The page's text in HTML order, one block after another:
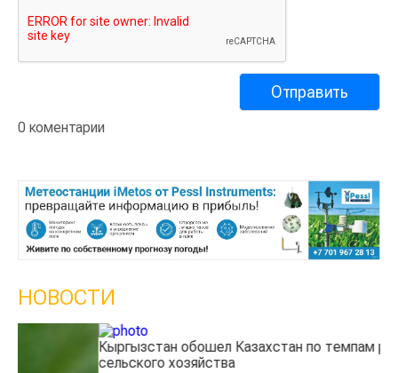
0 коментарии
НОВОСТИ
Кыргызстан обошел Казахстан по темпам роста
сельского хозяйства